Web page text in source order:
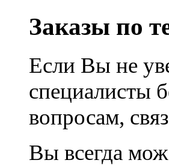
Заказы по
Если Вы не
специалисты
вопросам,
Вы всегда